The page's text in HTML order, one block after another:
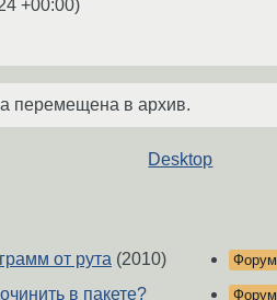
+00:00)
перемещена в архив.
Desktop
от рута (2010)
в пакете?
Форум
Форум